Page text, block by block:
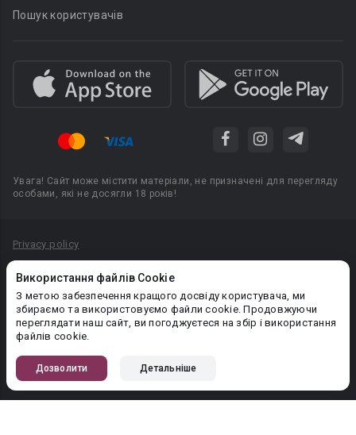
Використання файлів Cookie
З метою забезпечення кращого досвіду користувача, ми
збираємо та використовуємо файли cookie. Продовжуючи
переглядати наш сайт, ви погоджуєтеся на збір і використання
файлів cookie.
Дозволити Детальніше
Пошук користувачів
Увага! Сайт може містити матеріали, не призначені для перегляду
особами, які не досягли 18 років!
Privacy policy
Політика конфіденційності
Правила публікації авторського контенту
PR-вiддiл: pr@booknet.com
© 2026 Booknet. Всі права захищено.